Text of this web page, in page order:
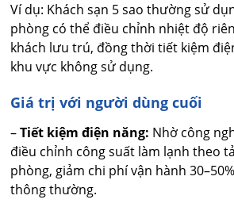
Ví dụ: Khách sạn 5 sao thường sử
phòng có thể điều chỉnh nhiệt độ
khách lưu trú, đồng thời tiết kiệm
khu vực không sử dụng.
Giá trị với người dùng cuối
–Tiết kiệm điện năng: Nhờ công
điều chỉnh công suất làm lạnh theo
phòng, giảm chi phí vận hành
thông thường.